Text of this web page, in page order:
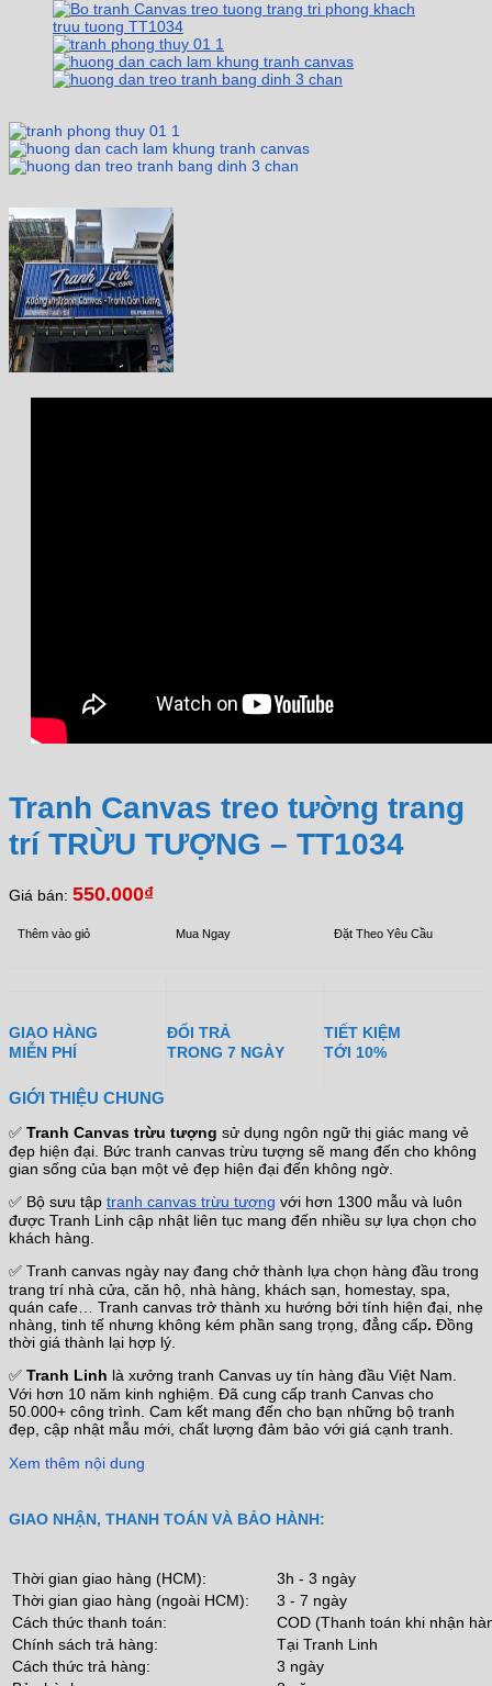
Tranh Canvas treo tường trang
trí TRỪU TƯỢNG – TT1034
Giá bán: 550.000₫
Thêm vào giỏ Mua Ngay Đặt Theo Yêu Cầu
GIAO HÀNG
MIỄN PHÍ
ĐỔI TRẢ
TRONG 7 NGÀY
TIẾT KIỆM
TỚI 10%
GIỚI THIỆU CHUNG
✅ Tranh Canvas trừu tượng sử dụng ngôn ngữ thị giác mang vẻ
đẹp hiện đại. Bức tranh canvas trừu tượng sẽ mang đến cho không
gian sống của bạn một vẻ đẹp hiện đại đến không ngờ.
✅ Bộ sưu tập tranh canvas trừu tượng với hơn 1300 mẫu và luôn
được Tranh Linh cập nhật liên tục mang đến nhiều sự lựa chọn cho
khách hàng.
✅ Tranh canvas ngày nay đang chở thành lựa chọn hàng đầu trong
trang trí nhà cửa, căn hộ, nhà hàng, khách sạn, homestay, spa,
quán cafe… Tranh canvas trở thành xu hướng bởi tính hiện đại, nhẹ
nhàng, tinh tế nhưng không kém phần sang trọng, đẳng cấp. Đồng
thời giá thành lại hợp lý.
✅ Tranh Linh là xưởng tranh Canvas uy tín hàng đầu Việt Nam.
Với hơn 10 năm kinh nghiệm. Đã cung cấp tranh Canvas cho
50.000+ công trình. Cam kết mang đến cho bạn những bộ tranh
đẹp, cập nhật mẫu mới, chất lượng đảm bảo với giá cạnh tranh.
Xem thêm nội dung
GIAO NHẬN, THANH TOÁN VÀ BẢO HÀNH:
Thời gian giao hàng (HCM):
3h - 3 ngày
Thời gian giao hàng (ngoài HCM):
3 - 7 ngày
Cách thức thanh toán:
COD (Thanh toán khi nhận
Chính sách trả hàng:
Tại Tranh Linh
Cách thức trả hàng:
3 ngày